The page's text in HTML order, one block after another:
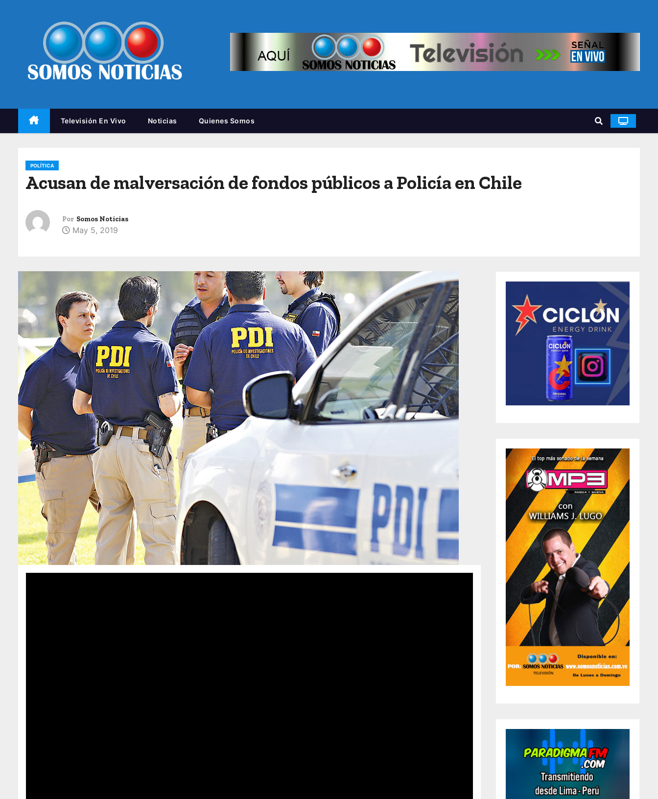
Televisión En Vivo Noticias Quienes Somos
POLÍTICA
Acusan de malversación de fondos públicos a Policía en Chile
Por Somos Noticias
May 5, 2019